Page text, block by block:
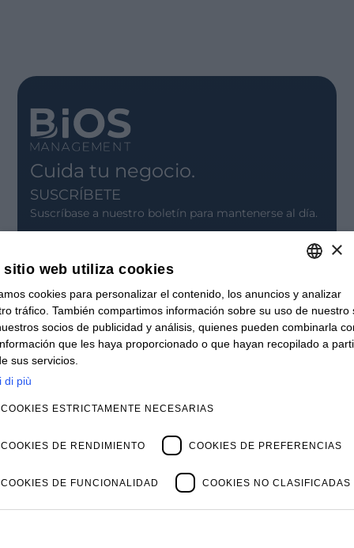
Cuida tu negocio.
SUSCRÍBETE
Suscríbase a nuestro boletín para mantenerse al día.
Oficinas
Contáctanos
Vacantes
NOVEDADES
Webinars
Archivo de Webinars
Archivo de Eventos
Clientes
Dirección
Casos de Exito
ITALIAN
FRENCH
×
sitio web utiliza cookies
cookies para personalizar el contenido, los anuncios y analizar
tráfico. También compartimos información sobre su uso de nuestro
socios de publicidad y análisis, quienes pueden combinarla
que les haya proporcionado o que hayan recopilado a
sus servicios.
di più
COOKIES ESTRICTAMENTE NECESARIAS
COOKIES DE RENDIMIENTO COOKIES DE PREFERENCIAS
COOKIES DE FUNCIONALIDAD COOKIES NO CLASIFICADAS